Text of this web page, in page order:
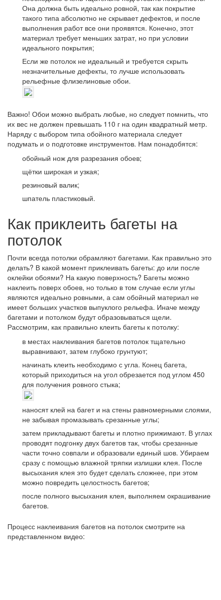
Она должна быть идеально ровной, так как покрытие
такого типа абсолютно не скрывает дефектов, и после
выполнения работ все они проявятся. Конечно, этот
материал требует меньших затрат, но при условии
идеального покрытия;
Если же потолок не идеальный и требуется скрыть
незначительные дефекты, то лучше использовать
рельефные флизелиновые обои.
Важно! Обои можно выбрать любые, но следует помнить, что
их вес не должен превышать 110 г на один квадратный метр.
Наряду с выбором типа обойного материала следует
подумать и о подготовке инструментов. Нам понадобятся:
обойный нож для разрезания обоев;
щётки широкая и узкая;
резиновый валик;
шпатель пластиковый.
Как приклеить багеты на
потолок
Почти всегда потолки обрамляют багетами. Как правильно это
делать? В какой момент приклеивать багеты: до или после
оклейки обоями? На какую поверхность? Багеты можно
наклеить поверх обоев, но только в том случае если углы
являются идеально ровными, а сам обойный материал не
имеет больших участков выпуклого рельефа. Иначе между
багетами и потолком будут образовываться щели.
Рассмотрим, как правильно клеить багеты к потолку:
в местах наклеивания багетов потолок тщательно
выравнивают, затем глубоко грунтуют;
начинать клеить необходимо с угла. Конец багета,
который приходиться на угол обрезается под углом 450
для получения ровного стыка;
наносят клей на багет и на стены равномерными слоями,
не забывая промазывать срезанные углы;
затем прикладывают багеты и плотно прижимают. В углах
проводят подгонку двух багетов так, чтобы срезанные
части точно совпали и образовали единый шов. Убираем
сразу с помощью влажной тряпки излишки клея. После
высыхания клея это будет сделать сложнее, при этом
можно повредить целостность багетов;
после полного высыхания клея, выполняем окрашивание
багетов.
Процесс наклеивания багетов на потолок смотрите на
представленном видео: